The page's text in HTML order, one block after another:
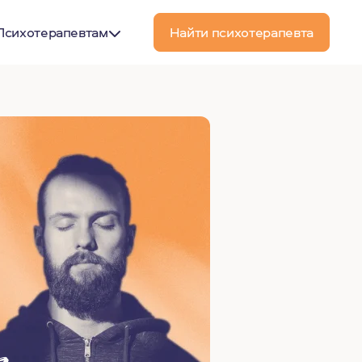
Найти психотерапевта